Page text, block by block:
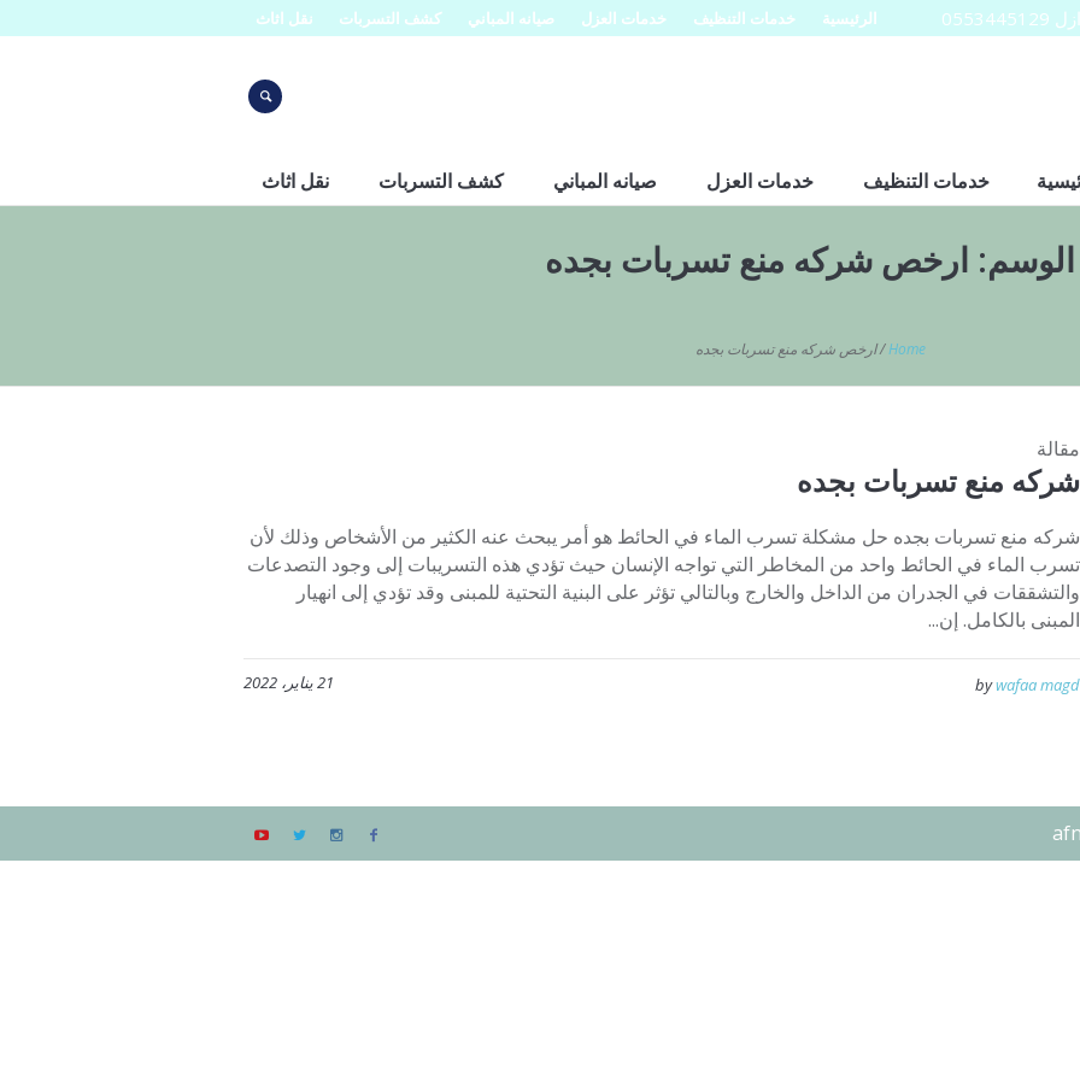
الرئيسية خدمات التنظيف خدمات العزل صيانه المباني كشف التسربات نقل اثاث
خدمات التنظيف خدمات العزل صيانه المباني كشف التسربات نقل اثاث
الوسم: ارخص شركه منع تسربات بجده
Home
/ارخص شركه منع تسربات بجده
مقالة
شركه منع تسربات بجده
شركه منع تسربات بجده حل مشكلة تسرب الماء في الحائط هو أمر يبحث عنه الكثير من الأشخاص وذلك لأن
تسرب الماء في الحائط واحد من المخاطر التي تواجه الإنسان حيث تؤدي هذه التسريبات إلى وجود التصدعات
والتشققات في الجدران من الداخل والخارج وبالتالي تؤثر على البنية التحتية للمبنى وقد تؤدي إلى انهيار
المبنى بالكامل. إن...
21 يناير، 2022 bywafaa magd